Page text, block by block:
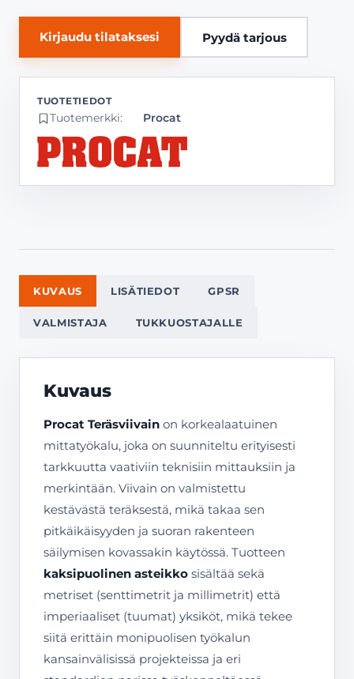
Kirjaudu tilataksesi Pyydä tarjous
Tuotemerkki: Procat
KUVAUS LISÄTIEDOT GPSR
VALMISTAJA TUKKUOSTAJALLE
Kuvaus
Procat Teräsviivain on korkealaatuinen
mittatyökalu, joka on suunniteltu erityisesti
tarkkuutta vaativiin teknisiin mittauksiin ja
merkintään. Viivain on valmistettu
kestävästä teräksestä, mikä takaa sen
pitkäikäisyyden ja suoran rakenteen
säilymisen kovassakin käytössä. Tuotteen
kaksipuolinen asteikko sisältää sekä
metriset (senttimetrit ja millimetrit) että
imperiaaliset (tuumat) yksiköt, mikä tekee
siitä erittäin monipuolisen työkalun
kansainvälisissä projekteissa ja eri